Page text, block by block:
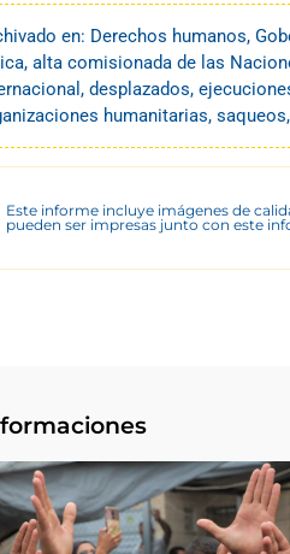
en: Derechos humanos,
, alta comisionada de las
, desplazados,
humanitarias, saqueos,
Este informe incluye imágenes de
pueden ser impresas junto con este